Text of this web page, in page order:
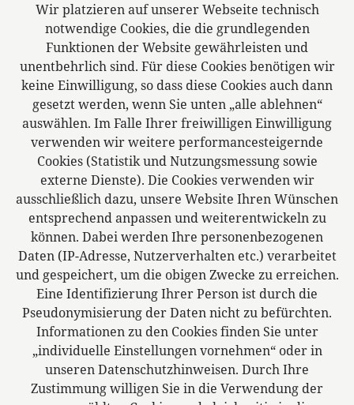
Rädelstr. 13
08523 Plauen
Deutschland
Tel: +49 3741 15740
Fax: +49 3741 157410
E-Mail:info@ra-kkg.de
Zweigstelle Oelsnitz
Pfortenstr. 1
08606 Oelsnitz
Deutschland
Das europäische Kanzlei-Netzwerk
Wir platzieren auf unserer Webseite technisch
notwendige Cookies, die die grundlegenden
Funktionen der Website gewährleisten und
unentbehrlich sind. Für diese Cookies benötigen wir
keine Einwilligung, so dass diese Cookies auch dann
gesetzt werden, wenn Sie unten „alle ablehnen“
auswählen. Im Falle Ihrer freiwilligen Einwilligung
verwenden wir weitere performancesteigernde
Cookies (Statistik und Nutzungsmessung sowie
externe Dienste). Die Cookies verwenden wir
ausschließlich dazu, unsere Website Ihren Wünschen
entsprechend anpassen und weiterentwickeln zu
können. Dabei werden Ihre personenbezogenen
Daten (IP-Adresse, Nutzerverhalten etc.) verarbeitet
und gespeichert, um die obigen Zwecke zu erreichen.
Eine Identifizierung Ihrer Person ist durch die
Pseudonymisierung der Daten nicht zu befürchten.
Informationen zu den Cookies finden Sie unter
„individuelle Einstellungen vornehmen“ oder in
unseren Datenschutzhinweisen. Durch Ihre
Zustimmung willigen Sie in die Verwendung der